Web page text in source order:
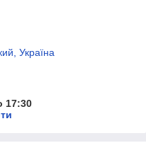
Україна
17:30